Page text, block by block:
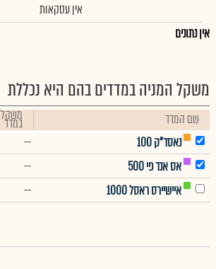
אין עסקאות
אין נתונים
משקל המניה במדדים בהם היא נכללת
שם המדד משקל
במדד
נאסד"ק 100
--
אס אנד פי 500
--
איישיירס ראסל 1000
--